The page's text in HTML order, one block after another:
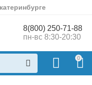
8(800) 250-71-88
пн-вс 8:30-20:30
0